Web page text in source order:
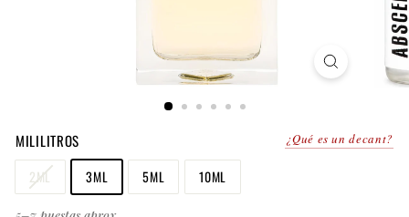
MILILITROS ¿Qué es un decant?
2ML 3ML 5ML 10ML